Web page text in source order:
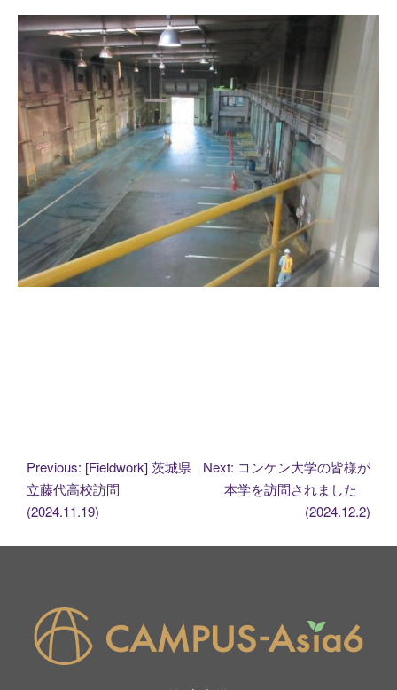
投
稿
ナ
ゲ
Previous: [Fieldwork] 茨城県
立藤代高校訪問
(2024.11.19)
Next: コンケン大学の皆様が
本学を訪問されました
(2024.12.2)